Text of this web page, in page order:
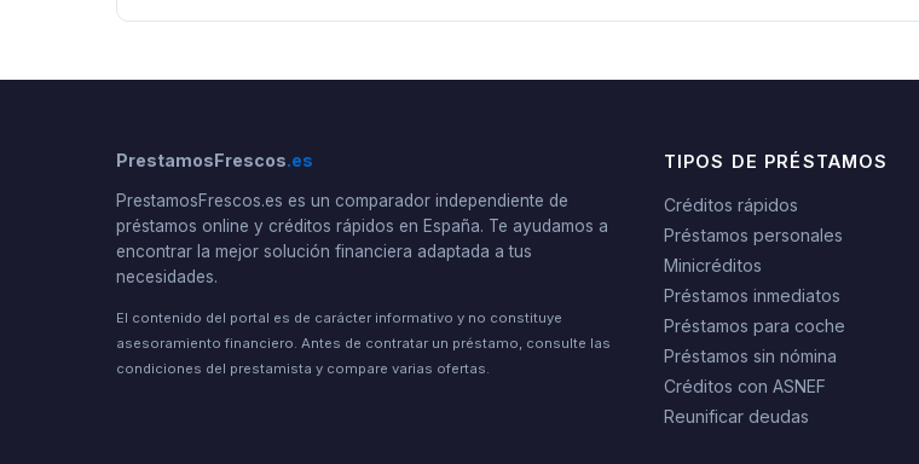
PrestamosFrescos.es
PrestamosFrescos.es es un comparador independiente de
préstamos online y créditos rápidos en España. Te ayudamos a
encontrar la mejor solución financiera adaptada a tus
necesidades.
El contenido del portal es de carácter informativo y no constituye
asesoramiento financiero. Antes de contratar un préstamo, consulte las
condiciones del prestamista y compare varias ofertas.
TIPOS DE PRÉSTAMOS
Créditos rápidos
Préstamos personales
Minicréditos
Préstamos inmediatos
Préstamos para coche
Préstamos sin nómina
Créditos con ASNEF
Reunificar deudas